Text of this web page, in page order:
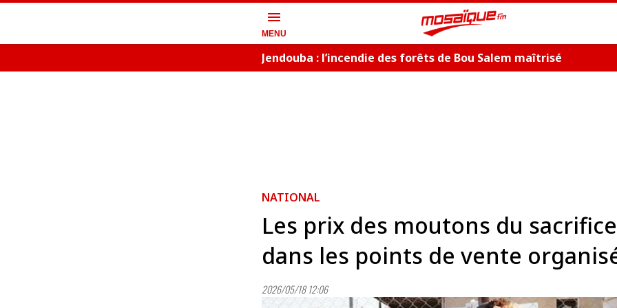
menu
MENU
Jendouba : l’incendie des forêts de Bou Salem maîtrisé
NATIONAL
Les prix des moutons du sacrifice
dans les points de vente
2026/05/18 12:06